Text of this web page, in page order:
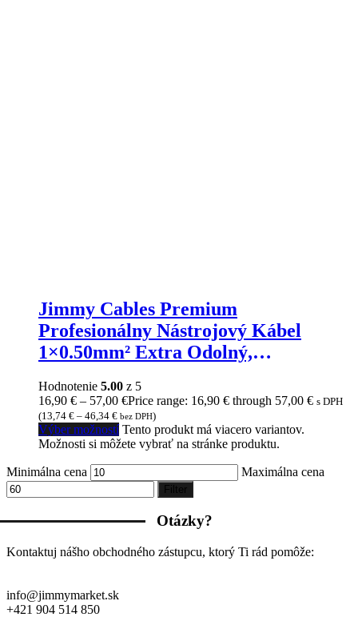
Jimmy Cables Premium
Profesionálny Nástrojový Kábel
1×0.50mm² Extra Odolný,
Hodnotenie 5.00 z 5
16,90 € – 57,00 €Price range: 16,90 € through 57,00 € s DPH
(13,74 € – 46,34 € bez DPH)
Výber možností Tento produkt má viacero variantov.
Možnosti si môžete vybrať na stránke produktu.
Minimálna cena Maximálna cena
Filter
Otázky?
Kontaktuj nášho obchodného zástupcu, ktorý Ti rád pomôže:
info@jimmymarket.sk
+421 904 514 850